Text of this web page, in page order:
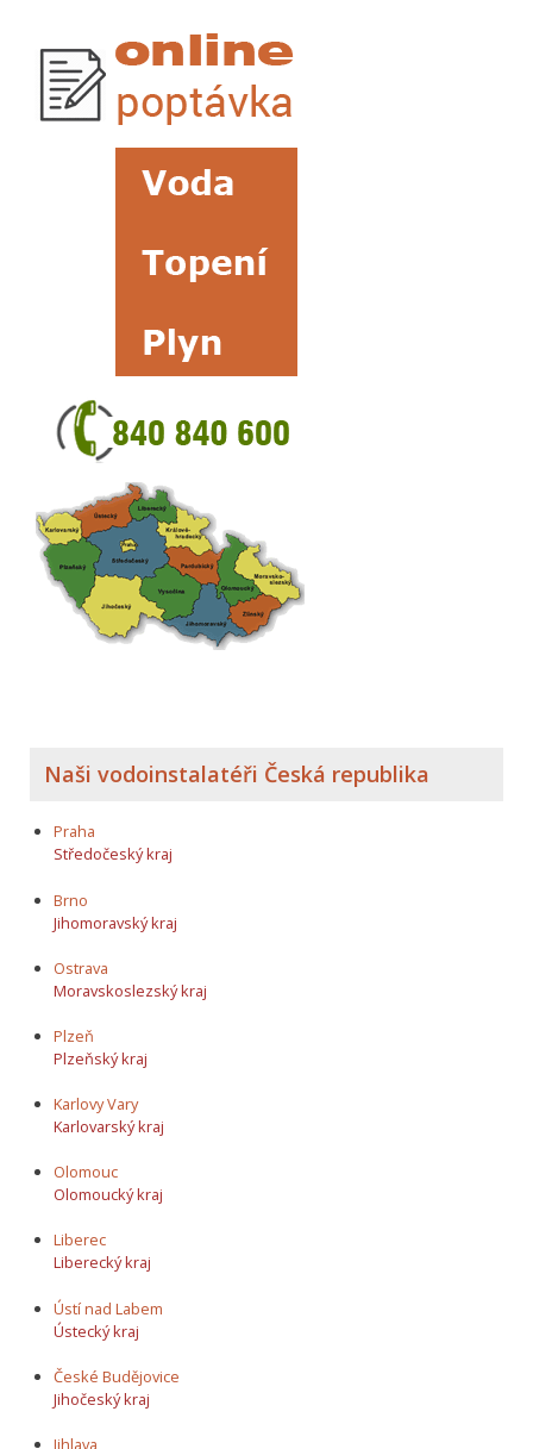
Naši vodoinstalatéři Česká republika
Praha
Středočeský kraj
Brno
Jihomoravský kraj
Ostrava
Moravskoslezský kraj
Plzeň
Plzeňský kraj
Karlovy Vary
Karlovarský kraj
Olomouc
Olomoucký kraj
Liberec
Liberecký kraj
Ústí nad Labem
Ústecký kraj
České Budějovice
Jihočeský kraj
Jihlava